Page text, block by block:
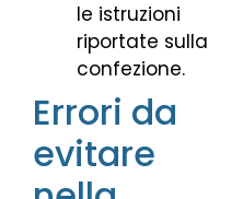
le istruzioni
riportate sulla
confezione.
Errori da
evitare